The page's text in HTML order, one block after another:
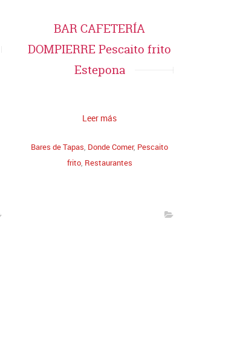
BAR CAFETERÍA
DOMPIERRE Pescaito frito
Estepona
Leer más
Bares de Tapas, Donde Comer, Pescaito
frito, Restaurantes